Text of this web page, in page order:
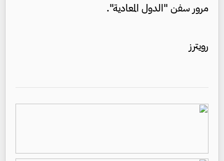
مرور سفن "الدول المعادية".
رويترز